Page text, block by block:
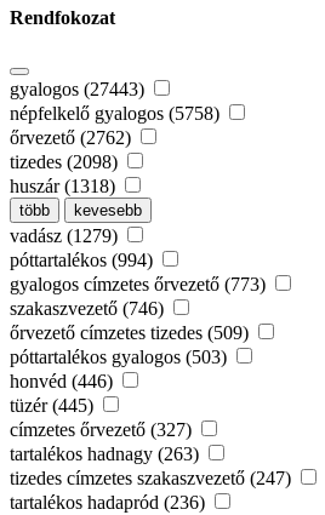
Rendfokozat
gyalogos (27443)
népfelkelő gyalogos (5758)
őrvezető (2762)
tizedes (2098)
huszár (1318)
több kevesebb
vadász (1279)
póttartalékos (994)
gyalogos címzetes őrvezető (773)
szakaszvezető (746)
őrvezető címzetes tizedes (509)
póttartalékos gyalogos (503)
honvéd (446)
tüzér (445)
címzetes őrvezető (327)
tartalékos hadnagy (263)
tizedes címzetes szakaszvezető (247)
tartalékos hadapród (236)